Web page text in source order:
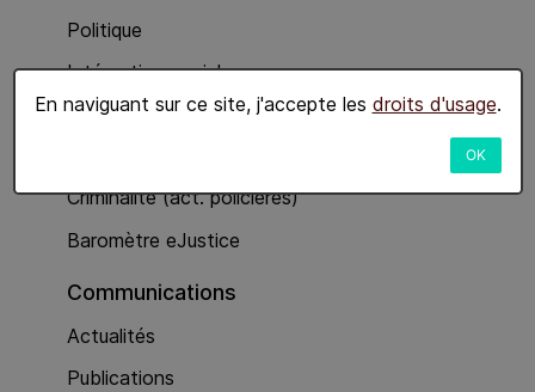
En naviguant sur ce site, j'accepte les droits d'usage.
OK
Politique
Intégration sociale
Economie
Criminalité (act. policières)
Baromètre eJustice
Communications
Actualités
Publications